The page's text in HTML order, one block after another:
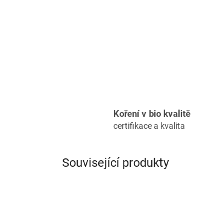
Koření v bio kvalitě
certifikace a kvalita
Související produkty